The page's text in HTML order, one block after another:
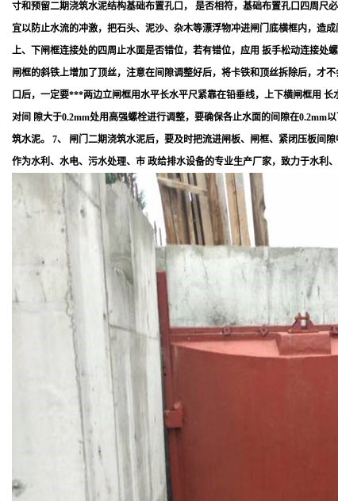
寸和预留二期浇筑水泥结构基础布置孔口， 是否相符，基础布置孔口四周尺
宜以防止水流的冲激，把石头、泥沙、杂木等漂浮物冲进闸门底横框内，造
上、下闸框连接处的四周止水面是否错位，若有错位，应用 扳手松动连接处
闸框的斜铁上增加了顶丝，注意在间隙调整好后，将卡铁和顶丝拆除后，才
口后，一定要***两边立闸框用水平长水平尺紧靠在铅垂线，上下横闸框用
对间 隙大于0.2mm处用高强螺栓进行调整，要确保各止水面的间隙在
筑水泥。 7、 闸门二期浇筑水泥后，要及时把流进闸板、闸框、紧闭压板间
作为水利、水电、污水处理、市 政给排水设备的专业生产厂家，致力于水利